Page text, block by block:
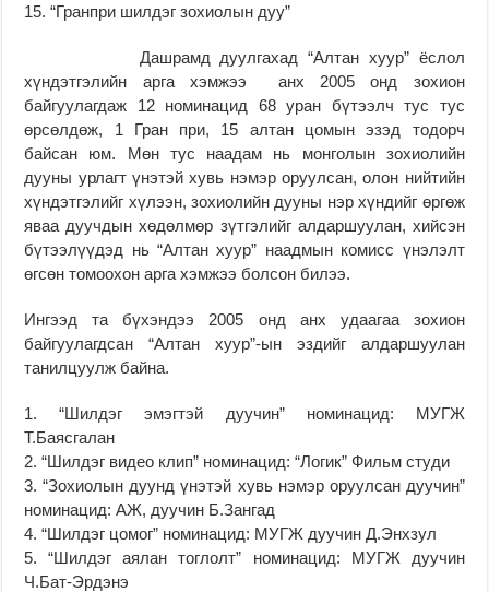
15. “Гранпри шилдэг зохиолын дуу”
Дашрамд дуулгахад “Алтан хуур” ёслол
хүндэтгэлийн арга хэмжээ анх 2005 онд зохион
байгуулагдаж 12 номинацид 68 уран бүтээлч тус тус
өрсөлдөж, 1 Гран при, 15 алтан цомын эзэд тодорч
байсан юм. Мөн тус наадам нь монголын зохиолийн
дууны урлагт үнэтэй хувь нэмэр оруулсан, олон нийтийн
хүндэтгэлийг хүлээн, зохиолийн дууны нэр хүндийг өргөж
яваа дуучдын хөдөлмөр зүтгэлийг алдаршуулан, хийсэн
бүтээлүүдэд нь “Алтан хуур” наадмын комисс үнэлэлт
өгсөн томоохон арга хэмжээ болсон билээ.
Ингээд та бүхэндээ 2005 онд анх удаагаа зохион
байгуулагдсан “Алтан хуур”-ын эздийг алдаршуулан
танилцуулж байна.
1. “Шилдэг эмэгтэй дуучин” номинацид: МУГЖ
Т.Баясгалан
2. “Шилдэг видео клип” номинацид: “Логик” Фильм студи
3. “Зохиолын дуунд үнэтэй хувь нэмэр оруулсан дуучин”
номинацид: АЖ, дуучин Б.Зангад
4. “Шилдэг цомог” номинацид: МУГЖ дуучин Д.Энхзул
5. “Шилдэг аялан тоглолт” номинацид: МУГЖ дуучин
Ч.Бат-Эрдэнэ